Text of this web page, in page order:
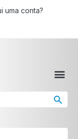
uma conta?
Search Button